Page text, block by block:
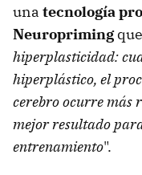
una tecnología
Neuropriming
hiperplasticidad:
hiperplástico, el
cerebro ocurre más
mejor resultado
entrenamiento".